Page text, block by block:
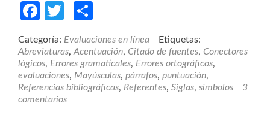
Facebook
Twitter
Categoría: Evaluaciones en línea
Etiquetas:
Abreviaturas, Acentuación, Citado de fuentes, Conectores
lógicos, Errores gramaticales, Errores ortográficos,
evaluaciones, Mayúsculas, párrafos, puntuación,
Referencias bibliográficas, Referentes, Siglas, símbolos
3
comentarios